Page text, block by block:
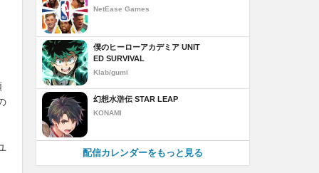
NetEase Games
僕のヒーローアカデミア UNIT
ED SURVIVAL
Klab/gumi
幻想水滸伝 STAR LEAP
KONAMI
配信カレンダーをもっと見る